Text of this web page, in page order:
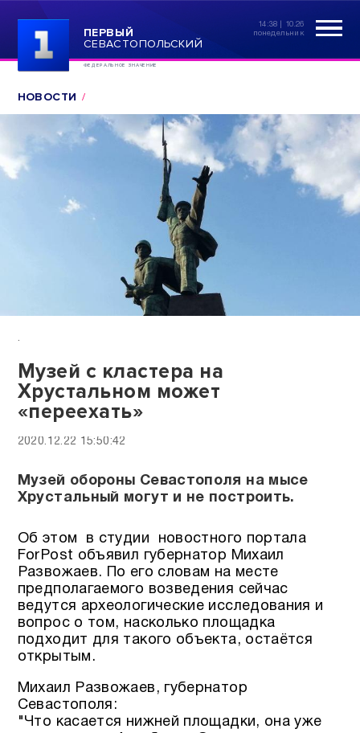
ПЕРВЫЙ
СЕВАСТОПОЛЬСКИЙ
ФЕДЕРАЛЬНОЕ ЗНАЧЕНИЕ
14:38 | 10.26
понедельник
НОВОСТИ
.
Музей с кластера на
Хрустальном может
«переехать»
2020.12.22 15:50:42
Музей обороны Севастополя на мысе
Хрустальный могут и не построить.
Об этом в студии новостного портала
ForPost объявил губернатор Михаил
Развожаев. По его словам на месте
предполагаемого возведения сейчас
ведутся археологические исследования и
вопрос о том, насколько площадка
подходит для такого объекта, остаётся
открытым.
Михаил Развожаев, губернатор
Севастополя:
"Что касается нижней площадки, она уже